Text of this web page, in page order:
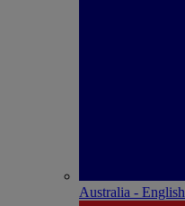
Australia - English